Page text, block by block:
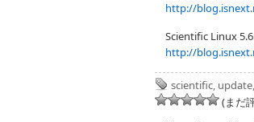
http://
Scientific Linux
http://
scientific, update,
(まだ